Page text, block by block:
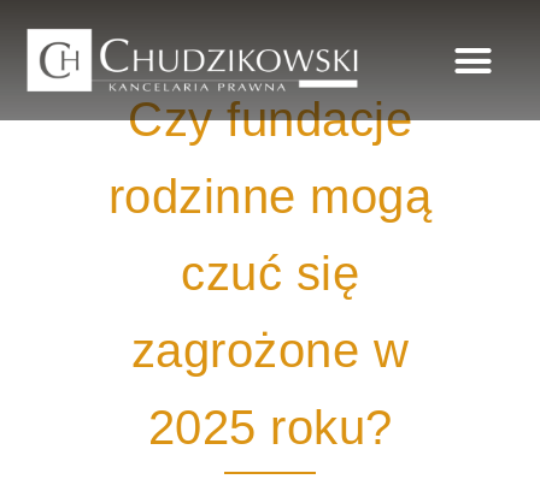
Czy fundacje
rodzinne mogą
czuć się
zagrożone w
2025 roku?